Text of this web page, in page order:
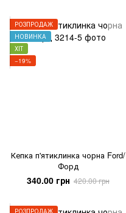
РОЗПРОДАЖ
НОВИНКА
ХІТ
−19%
Кепка п'ятиклинка чорна Ford/
Форд
340.00 грн 420.00 грн
РОЗПРОДАЖ